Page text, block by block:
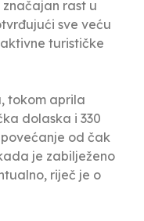
rast u
sve veću
turističke
tokom aprila
dolaska i 330
od čak
je zabilježeno
riječ je o